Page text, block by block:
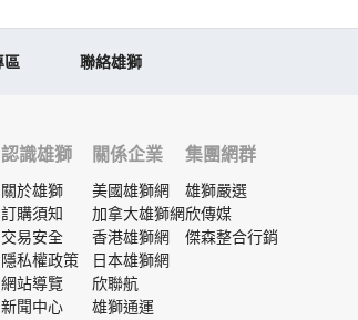
區 聯絡雄獅
認識雄獅
關於雄獅
訂購須知
交易安全
隱私權政策
網站導覽
新聞中心
關係企業
美國雄獅網
加拿大雄獅網
香港雄獅網
日本雄獅網
欣聯航
雄獅通運
集團網群
雄獅嚴選
欣傳媒
傑森整合行銷